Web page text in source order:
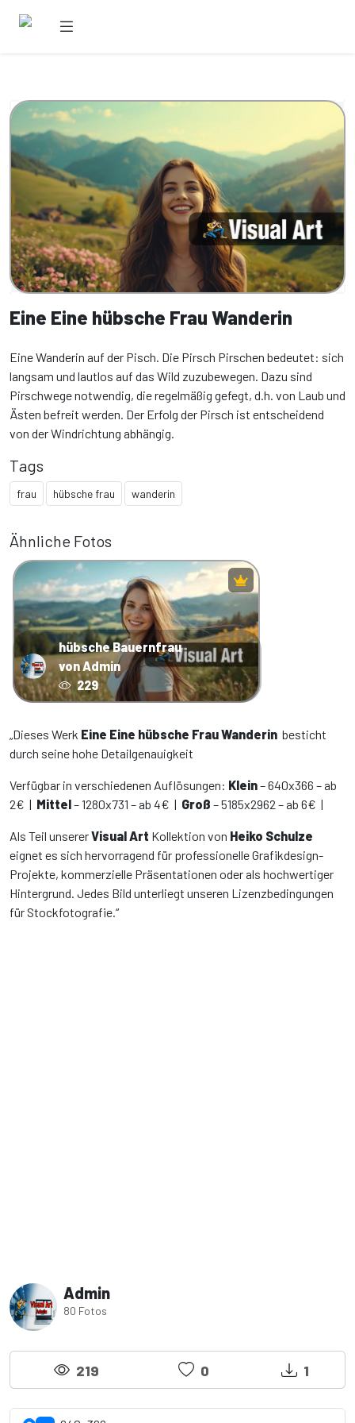
Eine Eine hübsche Frau Wanderin
Eine Wanderin auf der Pisch. Die Pirsch Pirschen bedeutet: sich
langsam und lautlos auf das Wild zuzubewegen. Dazu sind
Pirschwege notwendig, die regelmäßig gefegt, d.h. von Laub und
Ästen befreit werden. Der Erfolg der Pirsch ist entscheidend
von der Windrichtung abhängig.
Tags
frau hübsche frau wanderin
Ähnliche Fotos
hübsche Bauernfrau
von Admin
229
„Dieses Werk Eine Eine hübsche Frau Wanderin besticht
durch seine hohe Detailgenauigkeit
Verfügbar in verschiedenen Auflösungen: Klein– 640x366 – ab
2€ | Mittel– 1280x731 – ab 4€ | Groß – 5185x2962 – ab 6€ |
Als Teil unsererVisual Art Kollektion von Heiko Schulze
eignet es sich hervorragend für professionelle Grafikdesign-
Projekte, kommerzielle Präsentationen oder als hochwertiger
Hintergrund. Jedes Bild unterliegt unseren Lizenzbedingungen
für Stockfotografie.“
Admin
80 Fotos
219 0 1